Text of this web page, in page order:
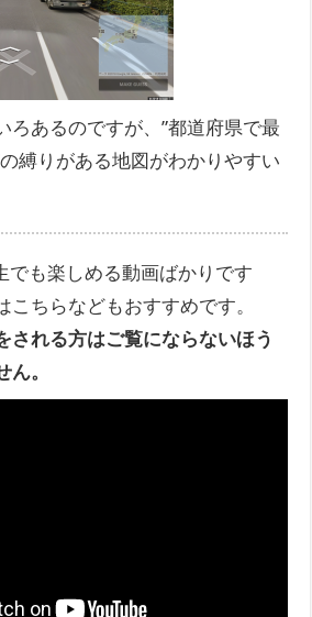
ろあるのですが、”都道府県で最
縛りがある地図がわかりやすい
でも楽しめる動画ばかりです
ちらなどもおすすめです。
れる方はご覧にならないほう
。